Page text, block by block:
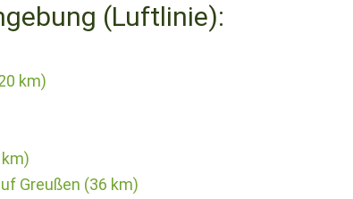
(Luftlinie):
km)
Greußen (36 km)